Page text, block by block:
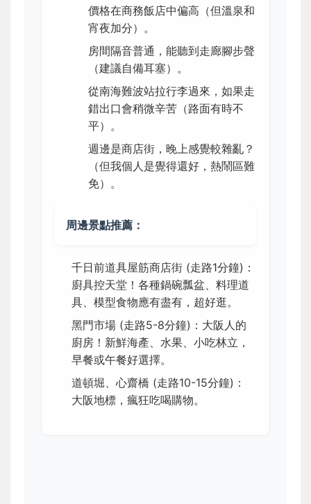
價格在商務飯店中偏高（但溫泉和
宵夜加分）。
房間隔音普通，能聽到走廊腳步聲
（建議自備耳塞）。
從南海難波站拉行李過來，如果走
錯出口會稍微辛苦（路面有時不
平）。
週邊是商店街，晚上感覺較雜亂？
（但我個人是覺得還好，熱鬧區難
免）。
周邊景點推薦：
千日前道具屋筋商店街 (走路1分鐘)：
廚具控天堂！各種鍋碗瓢盆、料理道
具、模型食物應有盡有，超好逛。
黑門市場 (走路5-8分鐘)：大阪人的
廚房！新鮮海產、水果、小吃林立，
早餐或午餐好選擇。
道頓堀、心齋橋 (走路10-15分鐘)：
大阪地標，瘋狂吃喝購物。